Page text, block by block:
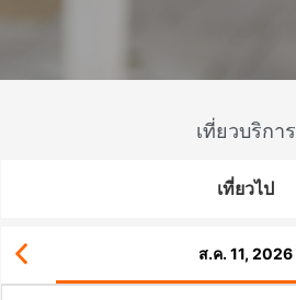
เที่ยวบริการ
เที่ยวไป
ส.ค. 11, 2026